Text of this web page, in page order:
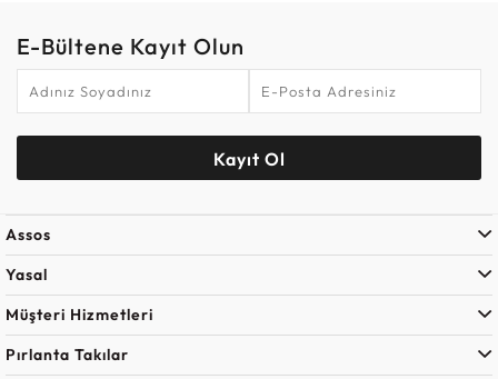
E-Bültene Kayıt Olun
Kayıt Ol
Assos
Yasal
Müşteri Hizmetleri
Pırlanta Takılar